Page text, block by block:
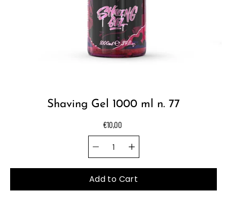
Shaving Gel 1000 ml n. 77
€10,00
Select
Quantity selector
Add to Cart